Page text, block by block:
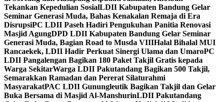
Tekankan Kepedulian SosialLDII Kabupaten Bandung Gelar
Seminar Generasi Muda, Bahas Kenakalan Remaja di Era
DisrupsiPC LDII Paseh Hadiri Pengukuhan Panitia Renovasi
Masjid AgungDPD LDII Kabupaten Bandung Gelar Seminar
Generasi Muda, Bagian Road to Musda VIIIHalal Bihalal MUI
Rancaekek, LDII Hadir Perkuat Sinergi Ulama dan UmaroPC
LDII Pangalengan Bagikan 180 Paket Takjil Gratis kepada
Warga SekitarWarga LDII Pakutandang Bagikan 500 Takjil,
Semarakkan Ramadan dan Pererat Silaturahmi
MasyarakatPAC LDII Gunungleutik Bagikan Takjil dan Gelar
Buka Bersama di Masjid Al-ManshurinLDII Pakutandang